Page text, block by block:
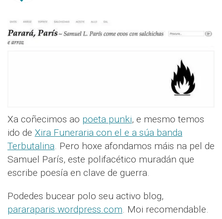
Xa coñecimos ao poeta punki, e mesmo temos
ido de Xira Funeraria con el e a súa banda
Terbutalina. Pero hoxe afondamos máis na pel de
Samuel París, este polifacético muradán que
escribe poesía en clave de guerra.
Podedes bucear polo seu activo blog,
pararaparis.wordpress.com. Moi recomendable.